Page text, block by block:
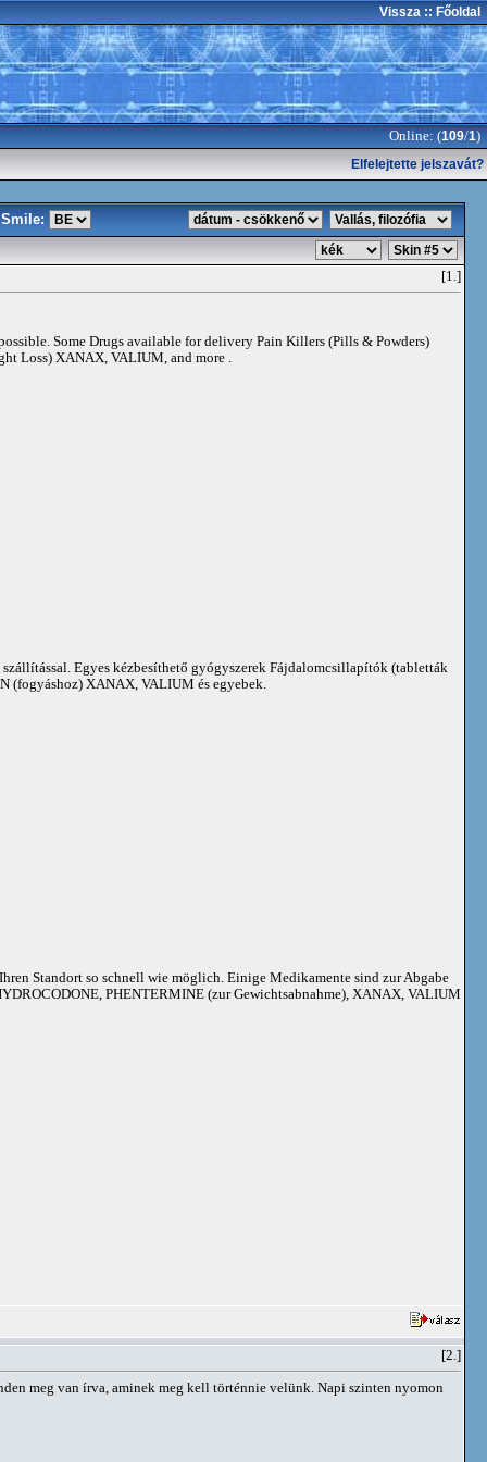
Vissza :: Főoldal
Online: (109/1)
Elfelejtette jelszavát?
Smile:
[1.]
Some Drugs available for delivery Pain Killers (Pills & Powders)
Loss) XANAX, VALIUM, and more .
Egyes kézbesíthető gyógyszerek Fájdalomcsillapítók (tabletták
(fogyáshoz) XANAX, VALIUM és egyebek.
Standort so schnell wie möglich. Einige Medikamente sind zur Abgabe
PHENTERMINE (zur Gewichtsabnahme), XANAX, VALIUM
[2.]
meg van írva, aminek meg kell történnie velünk. Napi szinten nyomon